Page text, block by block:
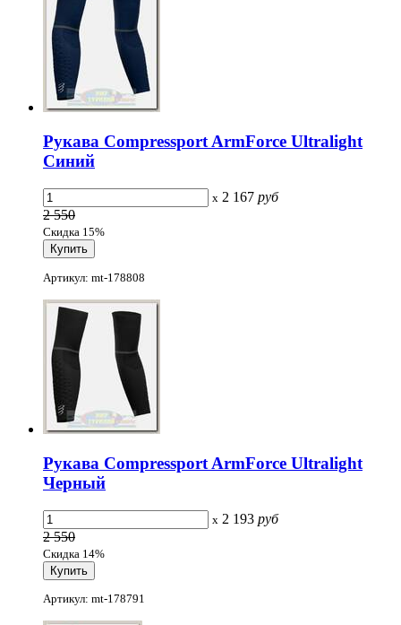
Рукава Compressport ArmForce Ultralight
Синий
x 2 167 руб
2 550
Скидка 15%
Артикул: mt-178808
Рукава Compressport ArmForce Ultralight
Черный
x 2 193 руб
2 550
Скидка 14%
Артикул: mt-178791